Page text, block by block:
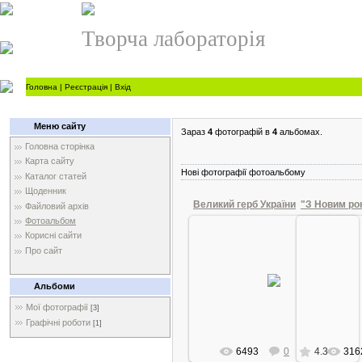
Творча лабораторія
Головна | Реєстрація | Вхід
Меню сайту
Головна сторінка
Карта сайту
Каталог статей
Щоденник
Файловий архів
Фотоальбом
Корисні сайти
Про сайт
Альбоми
Мої фотографії [3]
Графічні роботи [1]
Зараз 4 фотографій в 4 альбомах.
Нові фотографії фотоальбому
Великий герб України
Один з проектів Великого
державного герба України
6493 0 4.3
"З Новим